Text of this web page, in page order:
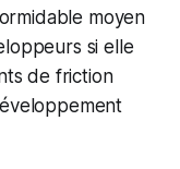
moyen
si elle
de friction